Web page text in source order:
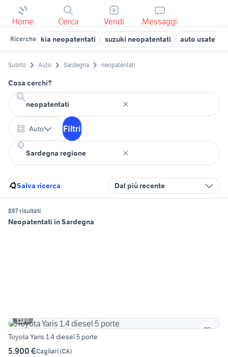
Home Cerca Vendi Messaggi
Ricerche kia neopatentati suzuki neopatentati auto usate
Subito Auto Sardegna neopatentati
Cosa cerchi?
Auto Filtri
Salva ricerca Dal più recente
897 risultati
Neopatentati in Sardegna
6
Toyota Yaris 1.4 diesel 5 porte
5.900 €Cagliari(CA)